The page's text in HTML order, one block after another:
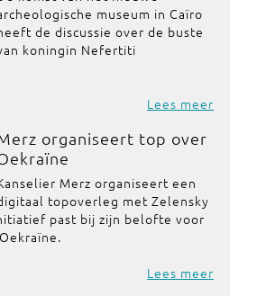
museum in Caïro
de discussie over de buste
koningin Nefertiti
Lees meer
organiseert top over
Merz organiseert een
topoverleg met Zelensky
past bij zijn belofte voor
Lees meer